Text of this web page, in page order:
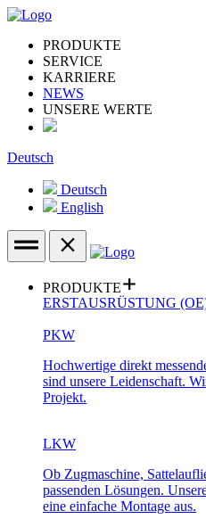
PRODUKTE
SERVICE
KARRIERE
NEWS
UNSERE WERTE
Deutsch
Deutsch
English
PRODUKTE
ERSTAUSRÜSTUNG
PKW
Hochwertige direkt
sind unsere Leidenschaft.
Projekt.
LKW
Ob Zugmaschine,
passenden Lösungen.
eine einfache Montage aus.